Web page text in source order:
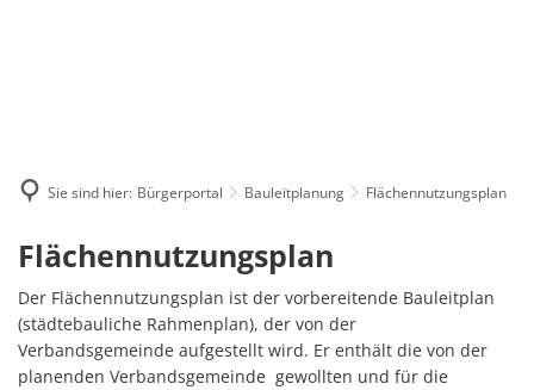
Sie sind hier: Bürgerportal Bauleitplanung Flächennutzungsplan
Flächennutzungsplan
Flächennutzungsplan
Der Flächennutzungsplan ist der vorbereitende Bauleitplan
(städtebauliche Rahmenplan), der von der
Verbandsgemeinde aufgestellt wird. Er enthält die von der
planenden Verbandsgemeinde gewollten und für die